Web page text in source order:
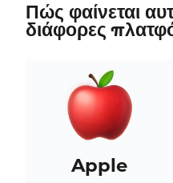
Πώς φαίνεται
διάφορες
Apple